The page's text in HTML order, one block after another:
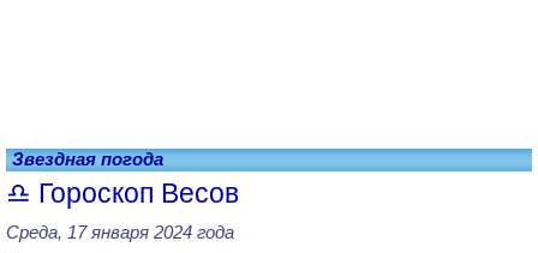
Звездная погода
Гороскоп Весов
Среда, 17 января 2024 года